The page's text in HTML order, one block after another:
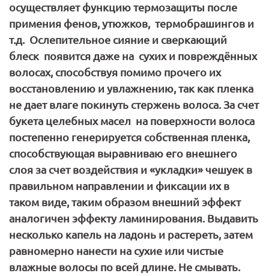
осуществляет функцию термозащиты после
примения фенов, утюжков, термобрашингов и
т.д. Ослепительное сияние и сверкающий
блеск появится даже на сухих и повреждённых
волосах, способствуя помимо прочего их
восстановлению и увлажнению, так как пленка
не дает влаге покинуть стержень волоса. За счет
букета целебных масел на поверхности волоса
постепенно генерируется собственная пленка,
способствующая выравниваю его внешнего
слоя за счет воздействия и «укладки» чешуек в
правильном направлении и фиксации их в
таком виде, таким образом внешний эффект
аналогичен эффекту ламинирования. Выдавить
несколько капель на ладонь и растереть, затем
равномерно нанести на сухие или чистые
влажные волосы по всей длине. Не смывать.